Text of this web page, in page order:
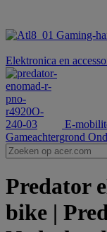
Gaming-
Elektronica en
E-
Gameachtergrond
Predator
bike |